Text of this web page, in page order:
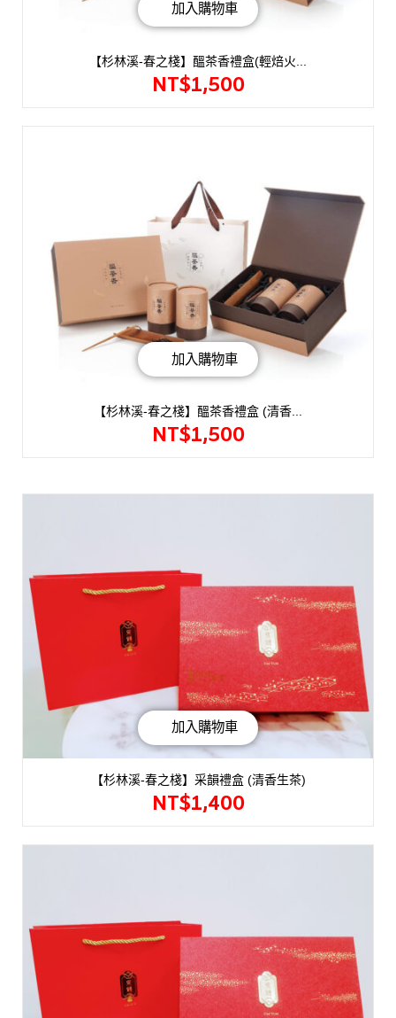
加入購物車
【杉林溪-春之棧】醞茶香禮盒(輕焙火...
NT$1,500
加入購物車
【杉林溪-春之棧】醞茶香禮盒 (清香...
NT$1,500
加入購物車
【杉林溪-春之棧】采韻禮盒 (清香生茶)
NT$1,400